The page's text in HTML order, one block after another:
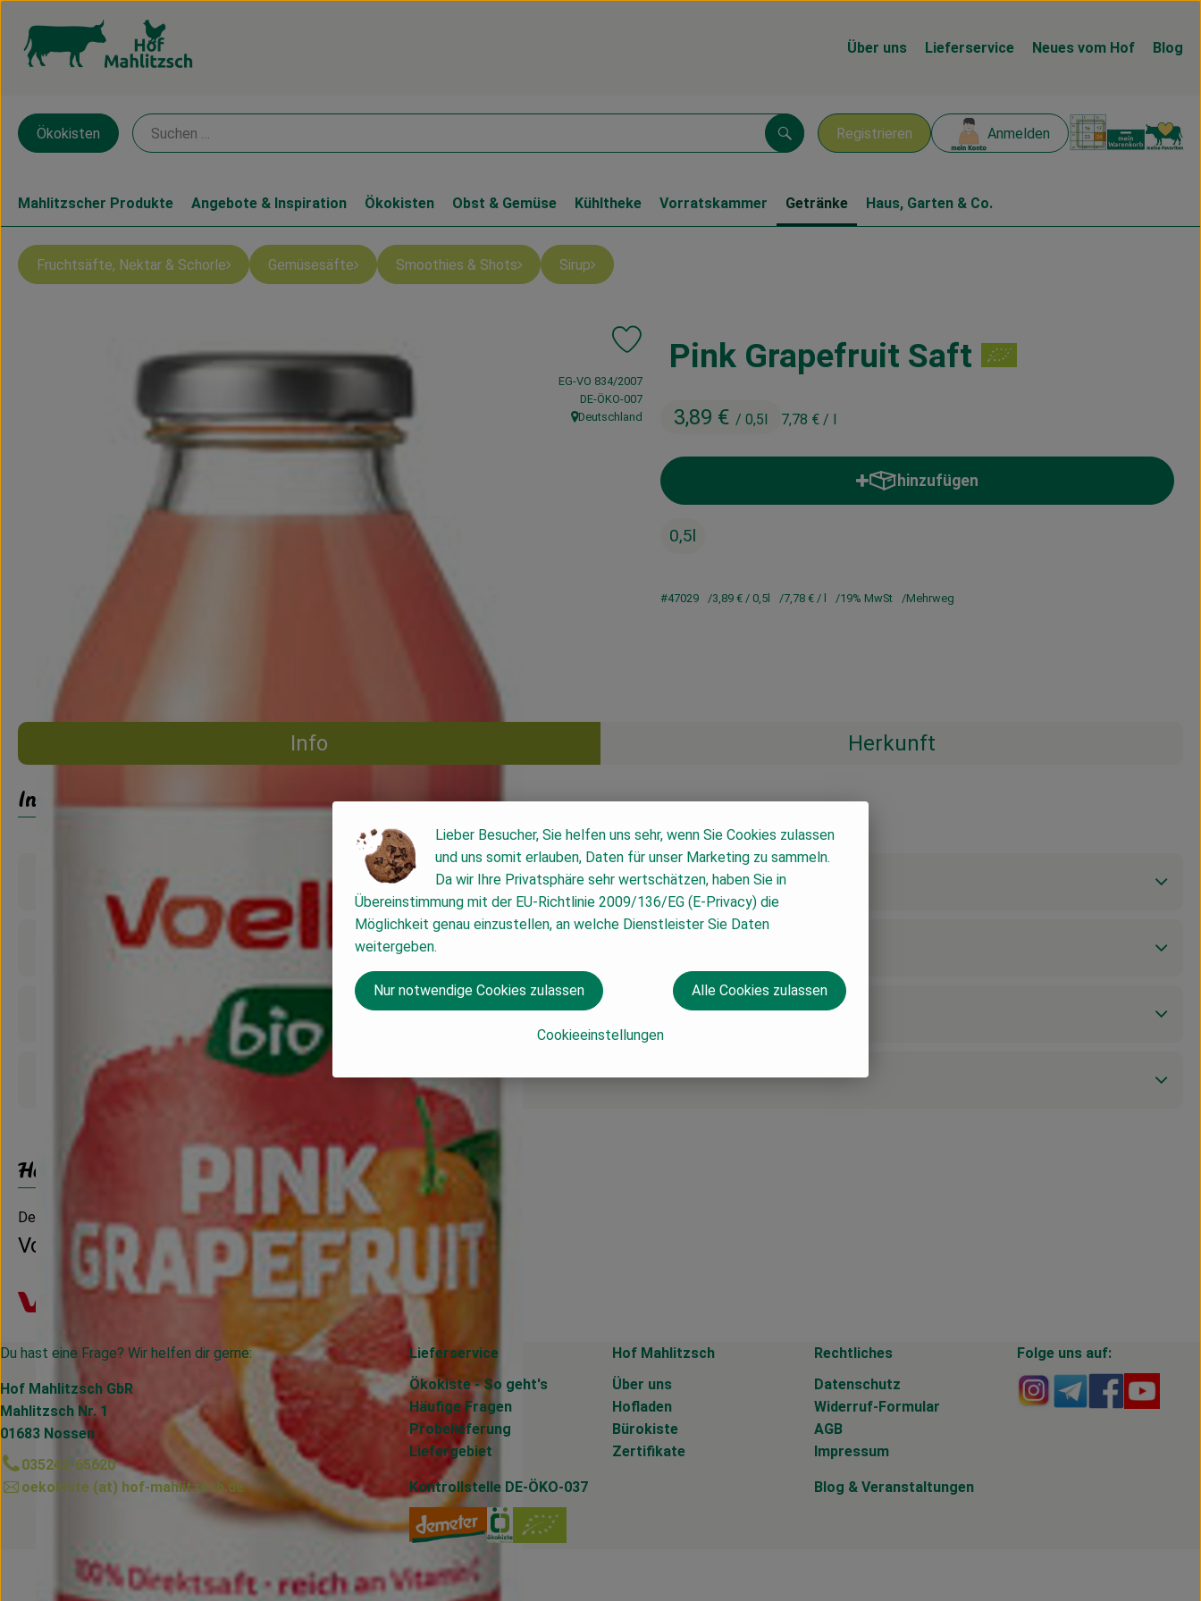
Über uns Lieferservice Neues vom Hof Blog
Registrieren Anmelden
Suchen
Ökokisten
Mahlitzscher Produkte Angebote & Inspiration Ökokisten Obst & Gemüse Kühltheke Vorratskammer Getränke Haus, Garten & Co.
Fruchtsäfte, Nektar & Schorle Gemüsesäfte Smoothies & Shots Sirup
Pink Grapefruit Saft
3,89 € / 0,5l 7,78 € / l
Produkt zu Favouriten hinzufügen
, Verband:
EG-VO 834/2007
, Kontrollstelle:
DE-ÖKO-007
, Herkunft:
Deutschland
hinzufügen
Produkt zum Warenkorb hinzufügen
0,5l
#47029 3,89 € / 0,5l 7,78 € / l 19% MwSt Mehrweg
Info Herkunft
Info
Produktinformationen
Produktdatenblatt
Herkunft
Deutschland
Voelkel
Du hast eine Frage? Wir helfen dir gerne:
Hof Mahlitzsch GbR
Mahlitzsch Nr. 1
01683 Nossen
035242-65620
oekokiste (at) hof-mahlitzsch.de
Lieferservice
Ökokiste - So geht's
Häufige Fragen
Probelieferung
Liefergebiet
Hof Mahlitzsch
Über uns
Hofladen
Bürokiste
Zertifikate
Rechtliches
Datenschutz
Widerruf-Formular
AGB
Impressum
Folge uns auf:
Externer Link zu
Externer Link
Externer
Kontrollstelle DE-ÖKO-037 Blog & Veranstaltungen
Lieber Besucher, Sie helfen uns sehr, wenn Sie Cookies zulassen
und uns somit erlauben, Daten für unser Marketing zu sammeln.
Da wir Ihre Privatsphäre sehr wertschätzen, haben Sie in
Übereinstimmung mit der EU-Richtlinie 2009/136/EG (E-Privacy) die
Möglichkeit genau einzustellen, an welche Dienstleister Sie Daten
weitergeben.
Cookieeinstellungen
Nur notwendige Cookies zulassen Alle Cookies zulassen